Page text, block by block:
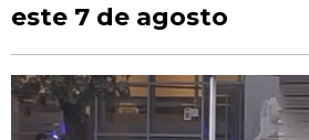
este 7 de agosto